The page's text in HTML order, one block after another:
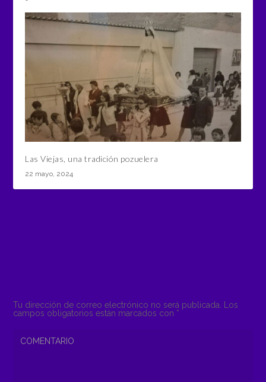
Las Viejas, una tradición pozuelera
22 mayo, 2024
Tu dirección de correo electrónico no será publicada. Los
campos obligatorios están marcados con *